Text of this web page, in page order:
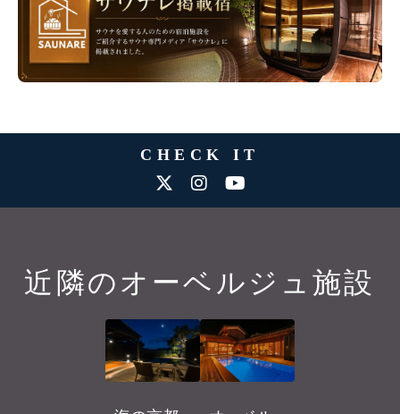
CHECK IT
近隣のオーベルジュ施設